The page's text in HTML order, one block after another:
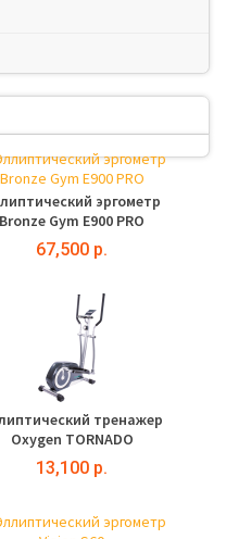
эргометр
Bronze Gym E900 PRO
67,500 р.
тренажер
Oxygen TORNADO
13,100 р.